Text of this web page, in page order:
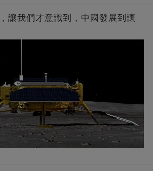
讓我們才意識到，中國發展到讓